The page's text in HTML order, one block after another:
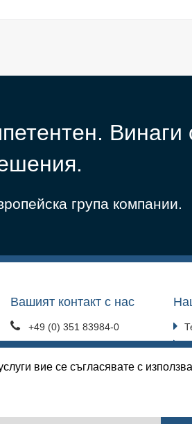
Винаги
група компании.
Вашият контакт с нас
+49 (0) 351 83984-0
+49 (0) 351 83984-18
вие се съгласявате с